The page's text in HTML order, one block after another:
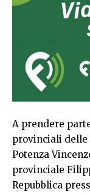
A prendere
provinciali delle
Potenza
provinciale
Repubblica